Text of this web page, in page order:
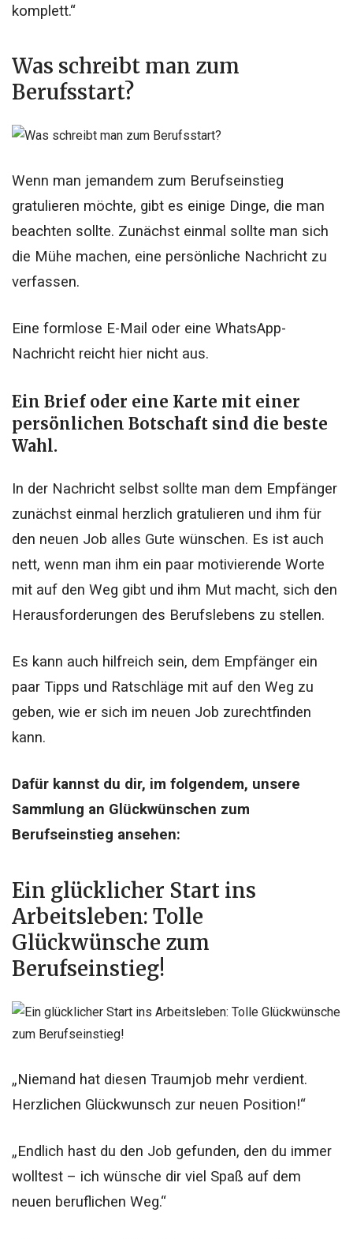
komplett.“
Was schreibt man zum
Berufsstart?
Wenn man jemandem zum Berufseinstieg
gratulieren möchte, gibt es einige Dinge, die man
beachten sollte. Zunächst einmal sollte man sich
die Mühe machen, eine persönliche Nachricht zu
verfassen.
Eine formlose E-Mail oder eine WhatsApp-
Nachricht reicht hier nicht aus.
Ein Brief oder eine Karte mit einer
persönlichen Botschaft sind die beste
Wahl.
In der Nachricht selbst sollte man dem Empfänger
zunächst einmal herzlich gratulieren und ihm für
den neuen Job alles Gute wünschen. Es ist auch
nett, wenn man ihm ein paar motivierende Worte
mit auf den Weg gibt und ihm Mut macht, sich den
Herausforderungen des Berufslebens zu stellen.
Es kann auch hilfreich sein, dem Empfänger ein
paar Tipps und Ratschläge mit auf den Weg zu
geben, wie er sich im neuen Job zurechtfinden
kann.
Dafür kannst du dir, im folgendem, unsere
Sammlung an Glückwünschen zum
Berufseinstieg ansehen:
Ein glücklicher Start ins
Arbeitsleben: Tolle
Glückwünsche zum
Berufseinstieg!
„Niemand hat diesen Traumjob mehr verdient.
Herzlichen Glückwunsch zur neuen Position!“
„Endlich hast du den Job gefunden, den du immer
wolltest – ich wünsche dir viel Spaß auf dem
neuen beruflichen Weg.“